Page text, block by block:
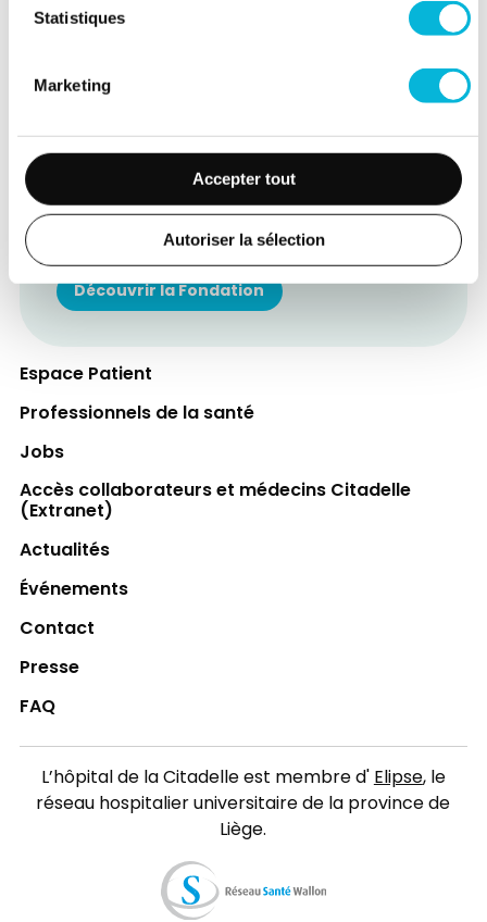
Statistiques
Marketing
Accepter tout
Autoriser la sélection
Soutenez notre Fondation
Votre don à la Fondation permet de
financer des projets qui améliorent
directement le bien-être des patients et
leurs proches.
Découvrir la Fondation
Espace Patient
Professionnels de la santé
Jobs
Accès collaborateurs et médecins Citadelle
(Extranet)
Actualités
Événements
Contact
Presse
FAQ
L’hôpital de la Citadelle est membre d'Elipse, le
réseau hospitalier universitaire de la province de
Liège.